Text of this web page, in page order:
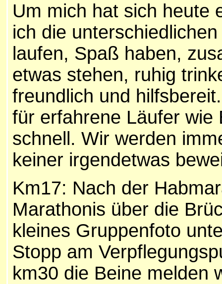
Um mich hat sich heute
ich die
laufen, Spaß haben,
etwas stehen, ruhig
freundlich und
für erfahrene Läufer wie
schnell. Wir werden
keiner irgendetwas
Km17: Nach der
Marathonis über die
kleines Gruppenfoto
Stopp am
km30 die Beine melden